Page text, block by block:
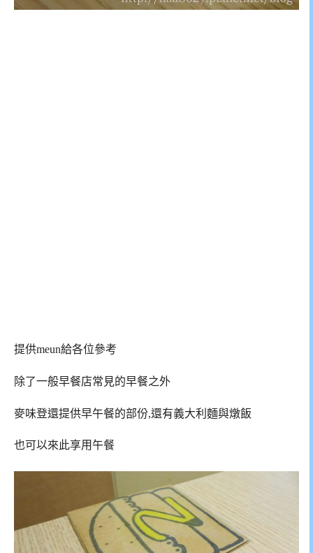
提供meun給各位參考
除了一般早餐店常見的早餐之外
麥味登還提供早午餐的部份,還有義大利麵與燉飯
也可以來此享用午餐